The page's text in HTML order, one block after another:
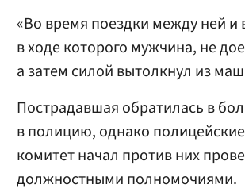
«Во время поездки между ней
в ходе которого мужчина, не
а затем силой вытолкнул из
Пострадавшая обратилась в
в полицию, однако
комитет начал против них
должностными полномочиями.